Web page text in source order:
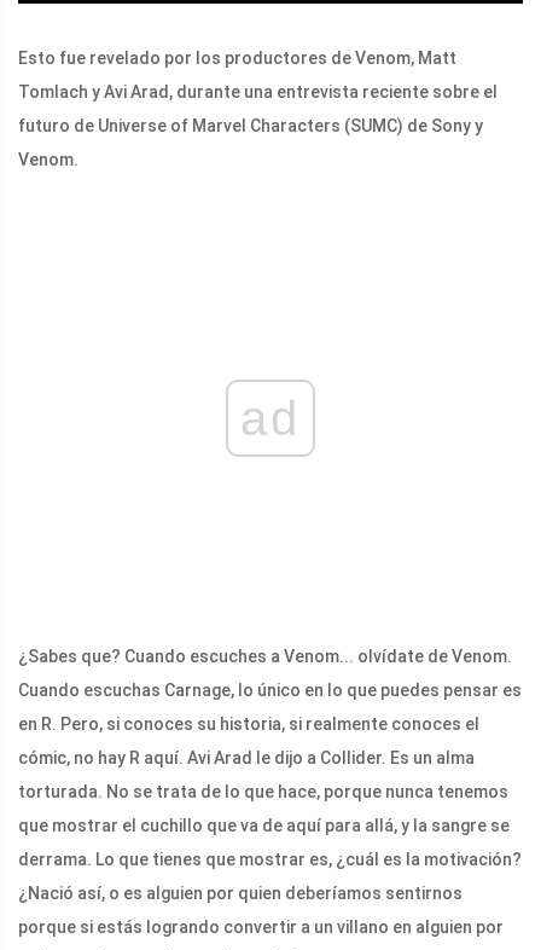
Esto fue revelado por los productores de Venom, Matt
Tomlach y Avi Arad, durante una entrevista reciente sobre el
futuro de Universe of Marvel Characters (SUMC) de Sony y
Venom.
ad
¿Sabes que? Cuando escuches a Venom... olvídate de Venom.
Cuando escuchas Carnage, lo único en lo que puedes pensar es
en R. Pero, si conoces su historia, si realmente conoces el
cómic, no hay R aquí. Avi Arad le dijo a Collider. Es un alma
torturada. No se trata de lo que hace, porque nunca tenemos
que mostrar el cuchillo que va de aquí para allá, y la sangre se
derrama. Lo que tienes que mostrar es, ¿cuál es la motivación?
¿Nació así, o es alguien por quien deberíamos sentirnos
porque si estás logrando convertir a un villano en alguien por